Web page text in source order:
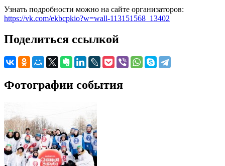
Узнать подробности можно на сайте организаторов:
https://vk.com/ekbcpkio?w=wall-113151568_13402
Поделиться ссылкой
Фотографии события